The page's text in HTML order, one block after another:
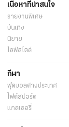
เนื้อหาที่น่าสนใจ
รายงานพิเศษ
บันเทิง
นิยาย
ไลฟ์สไตล์
กีฬา
ฟุตบอลต่่างประเทศ
ไฟต์สปอร์ต
แกลเลอรี่